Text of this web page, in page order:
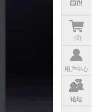
(0)
用户中心
论坛